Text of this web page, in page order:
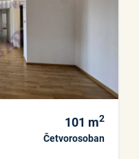
101 m2
Četvorosoban